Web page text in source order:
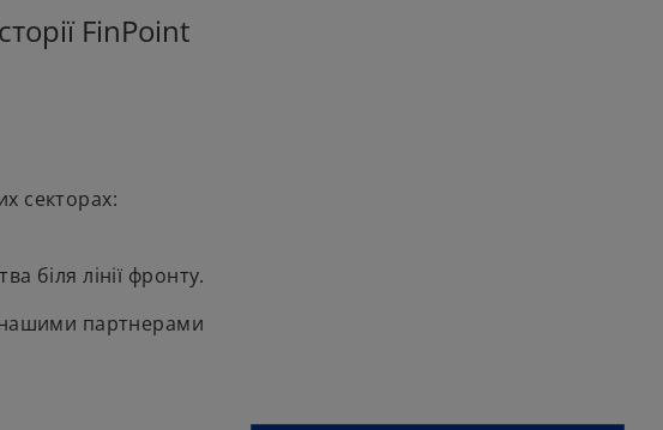
FinPoint
секторах:
біля лінії фронту.
нашими партнерами